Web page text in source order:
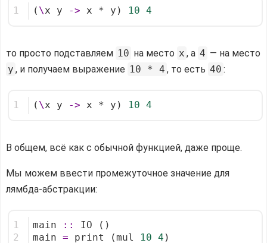
1 ( \x y -> x * y) 10 4
то просто подставляем 10 на место x , а 4 — на место
y , и получаем выражение 10 * 4 , то есть 40 :
1 ( \x y -> x * y) 10 4
В общем, всё как с обычной функцией, даже проще.
Мы можем ввести промежуточное значение для
лямбда-абстракции:
1
2
main ::
IO ()
main = print (mul 10 4 )